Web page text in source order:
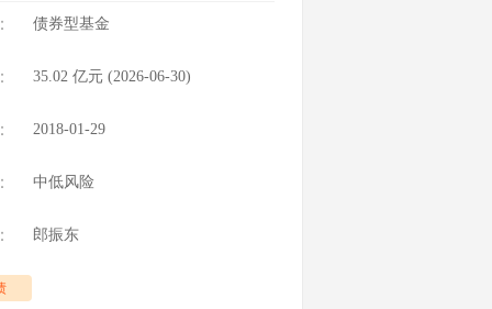
债券型基金
35.02 亿元 (2026-06-30)
2018-01-29
中低风险
郎振东